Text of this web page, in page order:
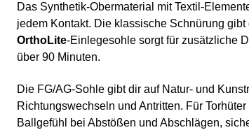
Das Synthetik-Obermaterial mit Textil-
jedem Kontakt. Die klassische Schnürung
OrthoLite-Einlegesohle sorgt für zusätzliche
über 90 Minuten.
Die FG/AG-Sohle gibt dir auf Natur- und
Richtungswechseln und Antritten. Für
Ballgefühl bei Abstößen und Abschlägen,